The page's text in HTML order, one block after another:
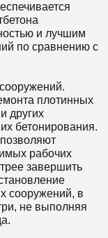
и лучшим
по сравнению с
плотинных
других
бетонирования.
рабочих
завершить
сооружений, в
не выполняя